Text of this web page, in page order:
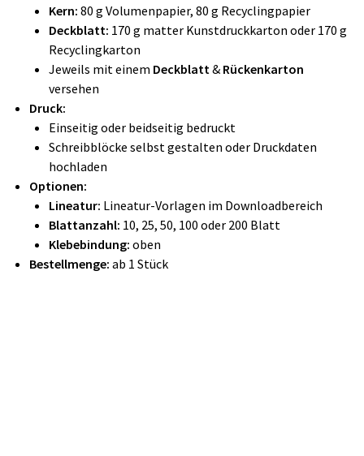
Kern: 80 g Volumenpapier, 80 g Recyclingpapier
Deckblatt: 170 g matter Kunstdruckkarton oder 170 g
Recyclingkarton
Jeweils mit einem Deckblatt & Rückenkarton
versehen
Druck:
Einseitig oder beidseitig bedruckt
Schreibblöcke selbst gestalten oder Druckdaten
hochladen
Optionen:
Lineatur: Lineatur-Vorlagen im Downloadbereich
Blattanzahl: 10, 25, 50, 100 oder 200 Blatt
Klebebindung: oben
Bestellmenge: ab 1 Stück